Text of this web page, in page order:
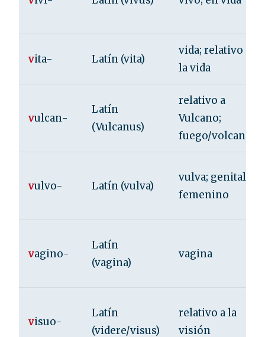
vita- Latín (vita)
vida; relativo a
la vida
vulcan-
Latín
(Vulcanus)
relativo a
Vulcano;
fuego/volcanes
vulvo- Latín (vulva)
vulva; genital
femenino
vagino-
Latín
(vagina)
vagina
visuo-
Latín
(videre/visus)
relativo a la
visión